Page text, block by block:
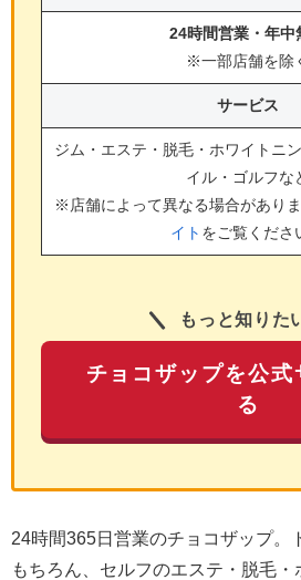
24時間営業・年中
※一部店舗を除
サービス
ジム・エステ・脱毛・ホワイトニ
イル・ゴルフな
※店舗によって異なる場合があり
イト をご覧くださ
もっと知りた
チョコザップを公式
る
24時間365日営業のチョコザップ。
もちろん、セルフのエステ・脱毛・